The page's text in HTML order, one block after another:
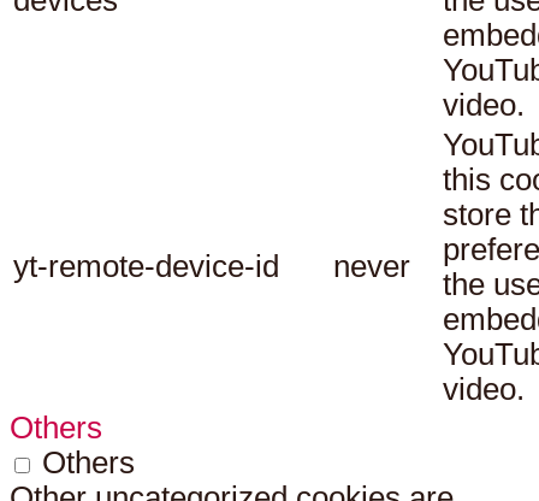
video.
yt-remote-device-id never
this
store
the
video.
Others
Others